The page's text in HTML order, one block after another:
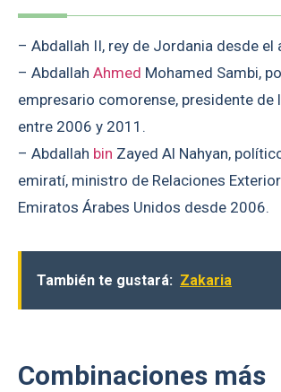
– Abdallah II, rey de Jordania desde el
– Abdallah Ahmed Mohamed Sambi,
empresario comorense, presidente de
entre 2006 y 2011.
– Abdallah bin Zayed Al Nahyan,
emiratí, ministro de Relaciones
Emiratos Árabes Unidos desde 2006.
También te gustará: Zakaria
Combinaciones más